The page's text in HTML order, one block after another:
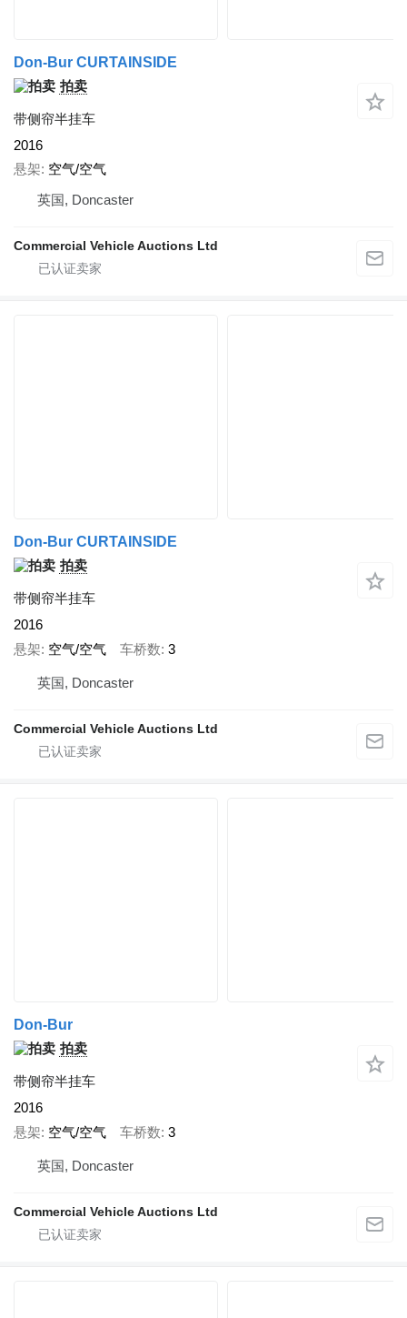
Don-Bur CURTAINSIDE
拍卖
带侧帘半挂车
2016
悬架 空气/空气
英国, Doncaster
Commercial Vehicle Auctions Ltd
Don-Bur CURTAINSIDE
拍卖
带侧帘半挂车
2016
悬架 空气/空气 车桥数 3
英国, Doncaster
Commercial Vehicle Auctions Ltd
Don-Bur
拍卖
带侧帘半挂车
2016
悬架 空气/空气 车桥数 3
英国, Doncaster
Commercial Vehicle Auctions Ltd